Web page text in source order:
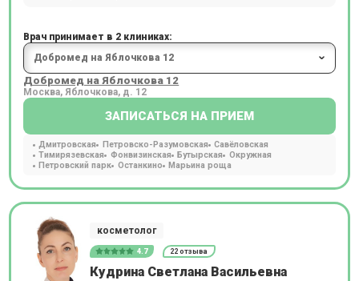
Врач принимает в 2 клиниках:
Добромед на Яблочкова 12
Москва, Яблочкова, д. 12
ЗАПИСАТЬСЯ НА ПРИЕМ
Дмитровская Петровско-Разумовская
Савёловская
Тимирязевская
Фонвизинская Бутырская
Окружная
Петровский парк
Останкино Марьина роща
косметолог
4.7 22 отзыва
Кудрина Светлана Васильевна